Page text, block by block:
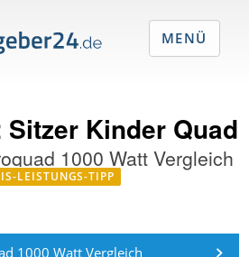
Sitzer Kinder Quad
1000 Watt Vergleich
LEISTUNGS-TIPP
1000 Watt Vergleich
MENÜ